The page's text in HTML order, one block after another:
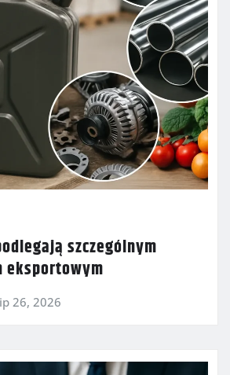
szczególnym
eksportowym
26, 2026